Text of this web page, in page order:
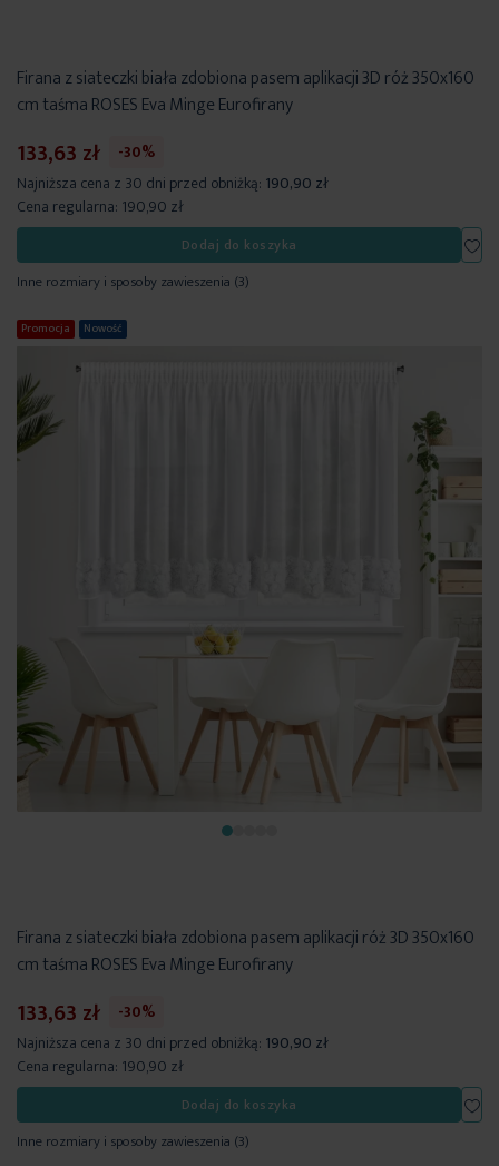
Firana z siateczki biała zdobiona pasem aplikacji 3D róż 350x160
cm taśma ROSES Eva Minge Eurofirany
133,63 zł
-30%
Najniższa cena z 30 dni przed obniżką: 190,90 zł
Cena regularna: 190,90 zł
Dodaj do koszyka
Inne rozmiary i sposoby zawieszenia (3)
Promocja Nowość
Firana z siateczki biała zdobiona pasem aplikacji róż 3D 350x160
cm taśma ROSES Eva Minge Eurofirany
133,63 zł
-30%
Najniższa cena z 30 dni przed obniżką: 190,90 zł
Cena regularna: 190,90 zł
Dodaj do koszyka
Inne rozmiary i sposoby zawieszenia (3)